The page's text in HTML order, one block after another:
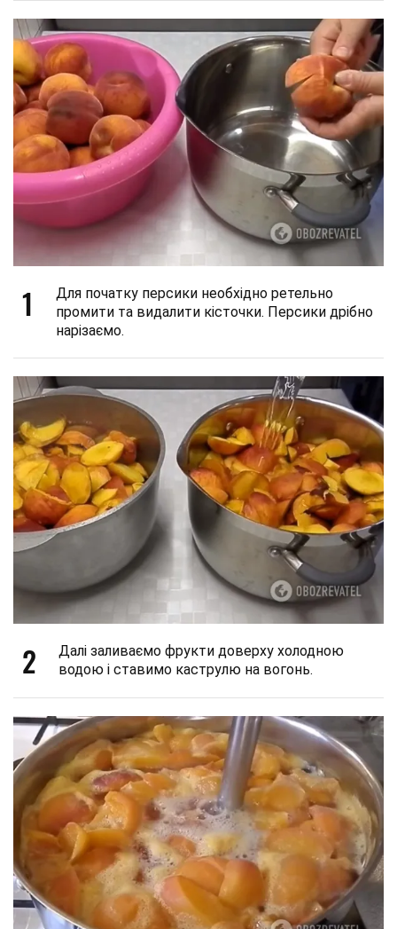
1
Для початку персики необхідно ретельно
промити та видалити кісточки. Персики дрібно
нарізаємо.
2
Далі заливаємо фрукти доверху холодною
водою і ставимо каструлю на вогонь.